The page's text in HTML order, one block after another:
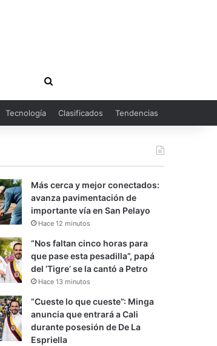
Buscar
por
Tecnología Clasificados Tendencias
Más cerca y mejor conectados:
avanza pavimentación de
importante vía en San Pelayo
Hace 12 minutos
“Nos faltan cinco horas para
que pase esta pesadilla”, papá
del ‘Tigre’ se la cantó a Petro
Hace 13 minutos
“Cueste lo que cueste”: Minga
anuncia que entrará a Cali
durante posesión de De La
Espriella